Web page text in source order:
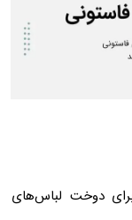
دوخت لباس‌های